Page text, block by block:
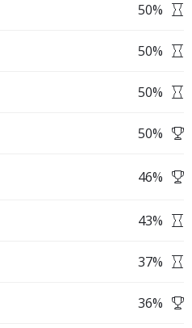
50%
50%
50%
50%
46%
43%
37%
36%